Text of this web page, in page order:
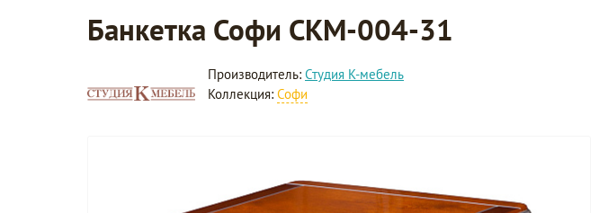
Банкетка Софи СКМ-004-31
Производитель: Студия К-мебель
Коллекция: Софи